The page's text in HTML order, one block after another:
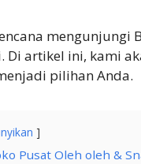
mengunjungi
Di artikel ini, kami
pilihan Anda.
Pusat Oleh oleh &